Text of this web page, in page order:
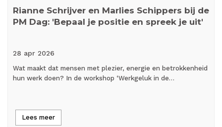
Rianne Schrijver en Marlies Schippers bij de
PM Dag: 'Bepaal je positie en spreek je uit'
28 apr 2026
Wat maakt dat mensen met plezier, energie en betrokkenheid
hun werk doen? In de workshop ‘Werkgeluk in de…
Lees meer